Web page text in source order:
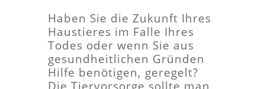
Haben Sie die Zukunft Ihres
Haustieres im Falle Ihres
Todes oder wenn Sie aus
gesundheitlichen Gründen
Hilfe benötigen, geregelt?